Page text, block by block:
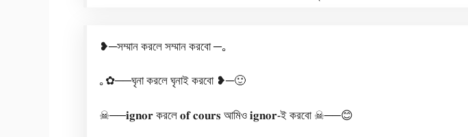
❥─সম্মান করলে সম্মান করবো ─｡
｡✿──ঘৃনা করলে ঘৃনাই করবো ❥─🙂
☠──𝐢𝐠𝐧𝐨𝐫 করলে 𝐨𝐟 𝐜𝐨𝐮𝐫𝐬 আমিও 𝐢𝐠𝐧𝐨𝐫-ই করবো ☠──😊